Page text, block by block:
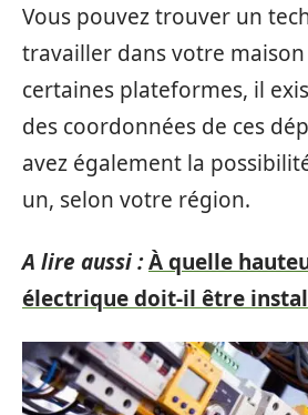
Vous pouvez trouver un
travailler dans votre
certaines plateformes, il
des coordonnées de ces
avez également la
un, selon votre région.
A lire aussi :À quelle
électrique doit-il être